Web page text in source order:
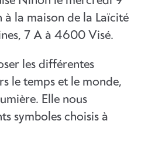
la maison de la Laïcité
7 A à 4600 Visé.
les différentes
le temps et le monde,
Elle nous
symboles choisis à